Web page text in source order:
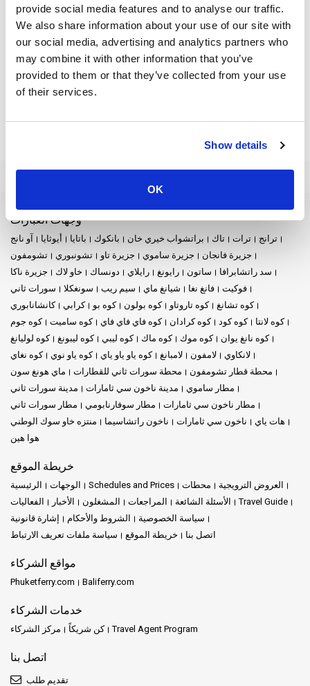
provide social media features and to analyse our traffic.
We also share information about your use of our site with
our social media, advertising and analytics partners who
may combine it with other information that you’ve
provided to them or that they’ve collected from your use
of their services.
Show details
OK
وجهات العبّارات
آو نانج أيوثايا باتايا بانكوك براتشواب خيري خان تاك ترات
ترانج
تشومفون
تشونبوري جزيرة تاو جزيرة ساموي
جزيرة فانجان
جزيرة ناكا
خاو لاك دونساك رايلاي رايونغ ساتون
سد راتشابرافا
سورات ثاني
سونغكلا سيم ريب شيانغ ماي فانغ نغا
فوكيت
كانشانابوري
كرابي كوه بو كوه بولون كوه تاروتاو
كوه تشانغ
كوه جوم
كوه ساميت كوه فاي فاي فاي كوه كرادان كوه كود
كوه لانتا
كوه لوليانغ
كوه ليبونغ كوه ليبي كوه ماك كوه موك
كوه نانغ يوان
كوه نغاي
كوه ياو نوي كوه ياو ياو ياي لامبانغ لامفون
لانكاوي
ماي هونغ سون
محطة سورات ثاني للقطارات
محطة قطار تشومفون
مدينة سورات ثاني
مدينة ناخون سي ثامارات
مطار ساموي
مطار سورات ثاني
مطار سوفارنابومي
مطار ناخون سي ثامارات
منتزه خاو سوك الوطني
ناخون راتشاسيما ناخون سي ثامارات
هات ياي
هوا هين
خريطة الموقع
الرئيسية الوجهات Schedules and Prices محطات
العروض الترويجية
الفعاليات
الأخبار المشغلون المراجعات الأسئلة الشائعة
Travel Guide
إشارة قانونية
الشروط والأحكام
سياسة الخصوصية
سياسة ملفات تعريف الارتباط
خريطة الموقع اتصل بنا
مواقع الشركاء
Phuketferry.com Baliferry.com
خدمات الشركاء
مركز الشركاء كن شريكاً Travel Agent Program
اتصل بنا
تقديم طلب